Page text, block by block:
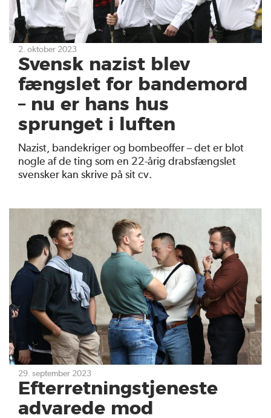
2. oktober 2023
Svensk nazist blev
fængslet for bandemord
– nu er hans hus
sprunget i luften
Nazist, bandekriger og bombeoffer – det er blot
nogle af de ting som en 22-årig drabsfængslet
svensker kan skrive på sit cv.
29. september 2023
Efterretningstjeneste
advarede mod